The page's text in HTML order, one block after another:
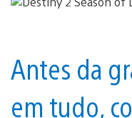
Antes da
em tudo,